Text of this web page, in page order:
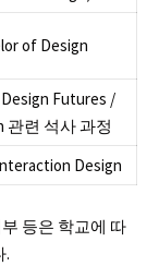
of Design
Futures /
관련 석사 과정
Design
등은 학교에 따
.